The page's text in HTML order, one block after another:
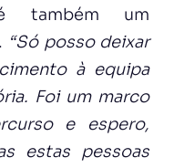
também um
“Só posso deixar
à equipa
Foi um marco
e espero,
estas pessoas